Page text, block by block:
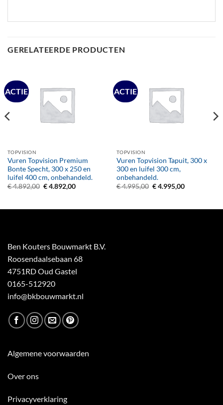
GERELATEERDE PRODUCTEN
ACTIE
TOPVISION
Vuren Topvision Premium
Bonte Specht, 300 x 250 en
luifel 400 cm, onbehandeld.
€4.892,00 Oorspronkelijke
€4.892,00Huidige
ACTIE
TOPVISION
Vuren Topvision Tapuit, 300 x
300 en luifel 300 cm,
onbehandeld.
€4.995,00 Oorspronkelijke
€4.995,00Huidige
Ben Kouters Bouwmarkt B.V.
Roosendaalsebaan 68
4751RD Oud Gastel
0165-512920
info@bkbouwmarkt.nl
Algemene voorwaarden
Over ons
Privacyverklaring